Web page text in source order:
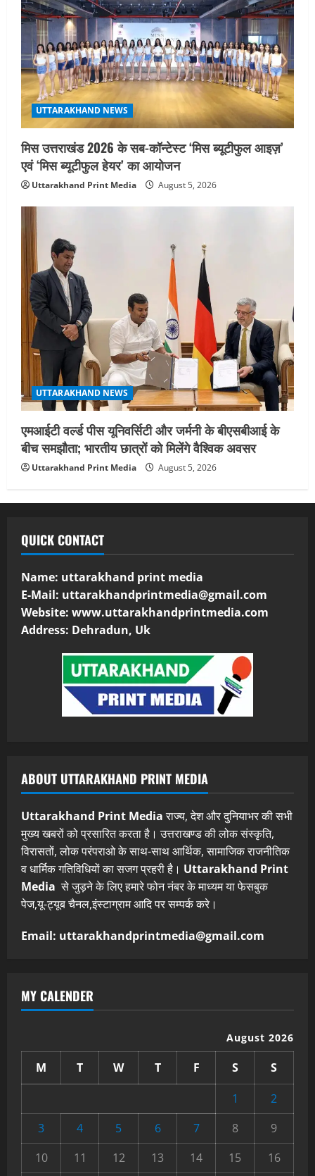
UTTARAKHAND NEWS
मिस उत्तराखंड 2026 के सब-कॉन्टेस्ट ‘मिस ब्यूटीफुल आइज़’
एवं ‘मिस ब्यूटीफुल हेयर’ का आयोजन
Uttarakhand Print Media August 5, 2026
UTTARAKHAND NEWS
एमआईटी वर्ल्ड पीस यूनिवर्सिटी और जर्मनी के बीएसबीआई के
बीच समझौता; भारतीय छात्रों को मिलेंगे वैश्विक अवसर
Uttarakhand Print Media August 5, 2026
QUICK CONTACT
Name: uttarakhand print media
E-Mail: uttarakhandprintmedia@gmail.com
Website: www.uttarakhandprintmedia.com
Address: Dehradun, Uk
ABOUT UTTARAKHAND PRINT MEDIA
Uttarakhand Print Mediaराज्य, देश और दुनियाभर की सभी
मुख्य खबरों को प्रसारित करता है। उत्तराखण्ड की लोक संस्कृति,
विरासतों, लोक परंपराओ के साथ-साथ आर्थिक, सामाजिक राजनीतिक
व धार्मिक गतिविधियों का सजग प्रहरी है। Uttarakhand Print
Media से जुड़ने के लिए हमारे फोन नंबर के माध्यम या फेसबुक
पेज,यू-ट्यूब चैनल,इंस्टाग्राम आदि पर सम्पर्क करे।
Email: uttarakhandprintmedia@gmail.com
MY CALENDER
August 2026
M T W T F S
S
1
2
3
4 5 6 7 8
9
10
11 12 13 14 15 16